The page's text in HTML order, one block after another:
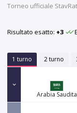
Torneo ufficiale
Risultato esatto: +3
1 turno 2 turno
Arabia Saudita